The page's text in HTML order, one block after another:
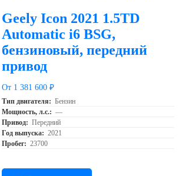
Geely Icon 2021 1.5TD
Automatic i6 BSG,
бензиновый, передний
привод
От 1 381 600 ₽
Тип двигателя: Бензин
Мощность, л.с.: —
Привод: Передний
Год выпуска: 2021
Пробег: 23700